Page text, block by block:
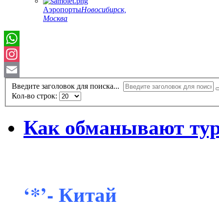
АэропортыНовосибирск,
Москва
Instagram
Email
Введите заголовок для поиска...
Кол-во строк:
Как обманывают
‘*’- Китай